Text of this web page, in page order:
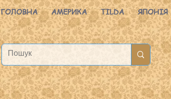
ГОЛОВНА АМЕРИКА TILDA ЯПОНІЯ